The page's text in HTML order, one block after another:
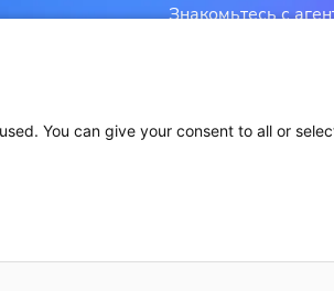
Знакомьтесь с
Разработано: WITH LOVE INTERNET
You can give your consent to all or